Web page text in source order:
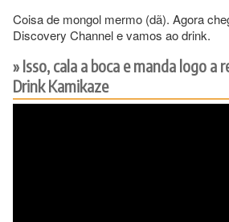
Coisa de mongol mermo (dã). Agora
Discovery Channel e vamos ao drink.
Isso, cala a boca e manda logo a
Drink Kamikaze